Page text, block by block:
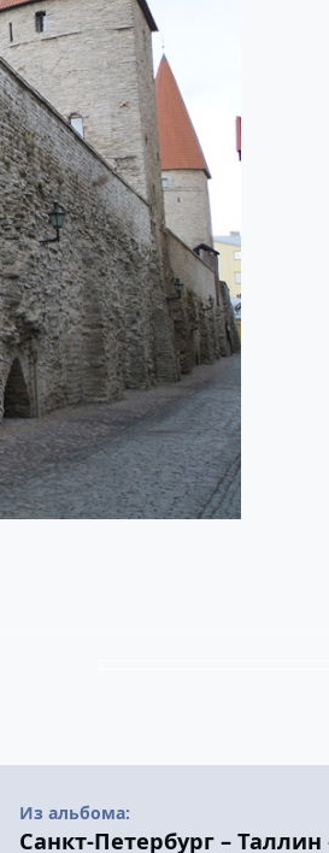
Из альбома:
Санкт-Петербург – Таллин